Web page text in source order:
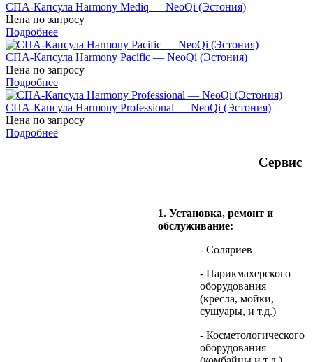
СПА-Капсула Harmony Mediq — NeoQi (Эстония)
Цена по запросу
Подробнее
СПА-Капсула Harmony Pacific — NeoQi (Эстония)
Цена по запросу
Подробнее
СПА-Капсула Harmony Professional — NeoQi (Эстония)
Цена по запросу
Подробнее
Сервис
1. Установка, ремонт и
обслуживание:
- Соляриев
- Парикмахерского
оборудования
(кресла, мойки,
сушуары, и т.д.)
- Косметологического
оборудования